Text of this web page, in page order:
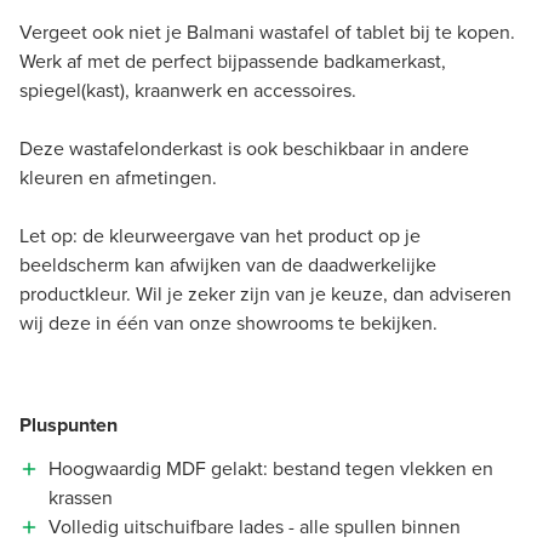
Vergeet ook niet je Balmani wastafel of tablet bij te kopen.
Werk af met de perfect bijpassende badkamerkast,
spiegel(kast), kraanwerk en accessoires.
Deze wastafelonderkast is ook beschikbaar in andere
kleuren en afmetingen.
Let op: de kleurweergave van het product op je
beeldscherm kan afwijken van de daadwerkelijke
productkleur. Wil je zeker zijn van je keuze, dan adviseren
wij deze in één van onze showrooms te bekijken.
Pluspunten
Hoogwaardig MDF gelakt: bestand tegen vlekken en
krassen
Volledig uitschuifbare lades - alle spullen binnen